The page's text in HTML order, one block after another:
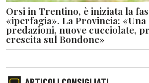
Orsi in Trentino, è iniziata la
«iperfagia». La Provincia: «Una
predazioni, nuove cucciolate,
crescita sul Bondone»